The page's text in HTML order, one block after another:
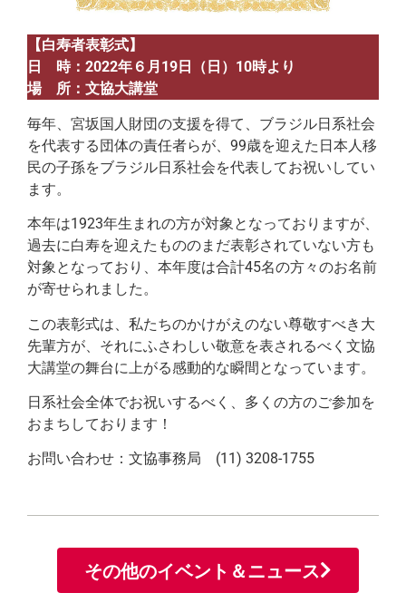
【白寿者表彰式】
日 時：2022年６月19日（日）10時より
場 所：文協大講堂
毎年、宮坂国人財団の支援を得て、ブラジル日系社会
を代表する団体の責任者らが、99歳を迎えた日本人移
民の子孫をブラジル日系社会を代表してお祝いしてい
ます。
本年は1923年生まれの方が対象となっておりますが、
過去に白寿を迎えたもののまだ表彰されていない方も
対象となっており、本年度は合計45名の方々のお名前
が寄せられました。
この表彰式は、私たちのかけがえのない尊敬すべき大
先輩方が、それにふさわしい敬意を表されるべく文協
大講堂の舞台に上がる感動的な瞬間となっています。
日系社会全体でお祝いするべく、多くの方のご参加を
おまちしております！
お問い合わせ：文協事務局 (11) 3208-1755
その他のイベント＆ニュース